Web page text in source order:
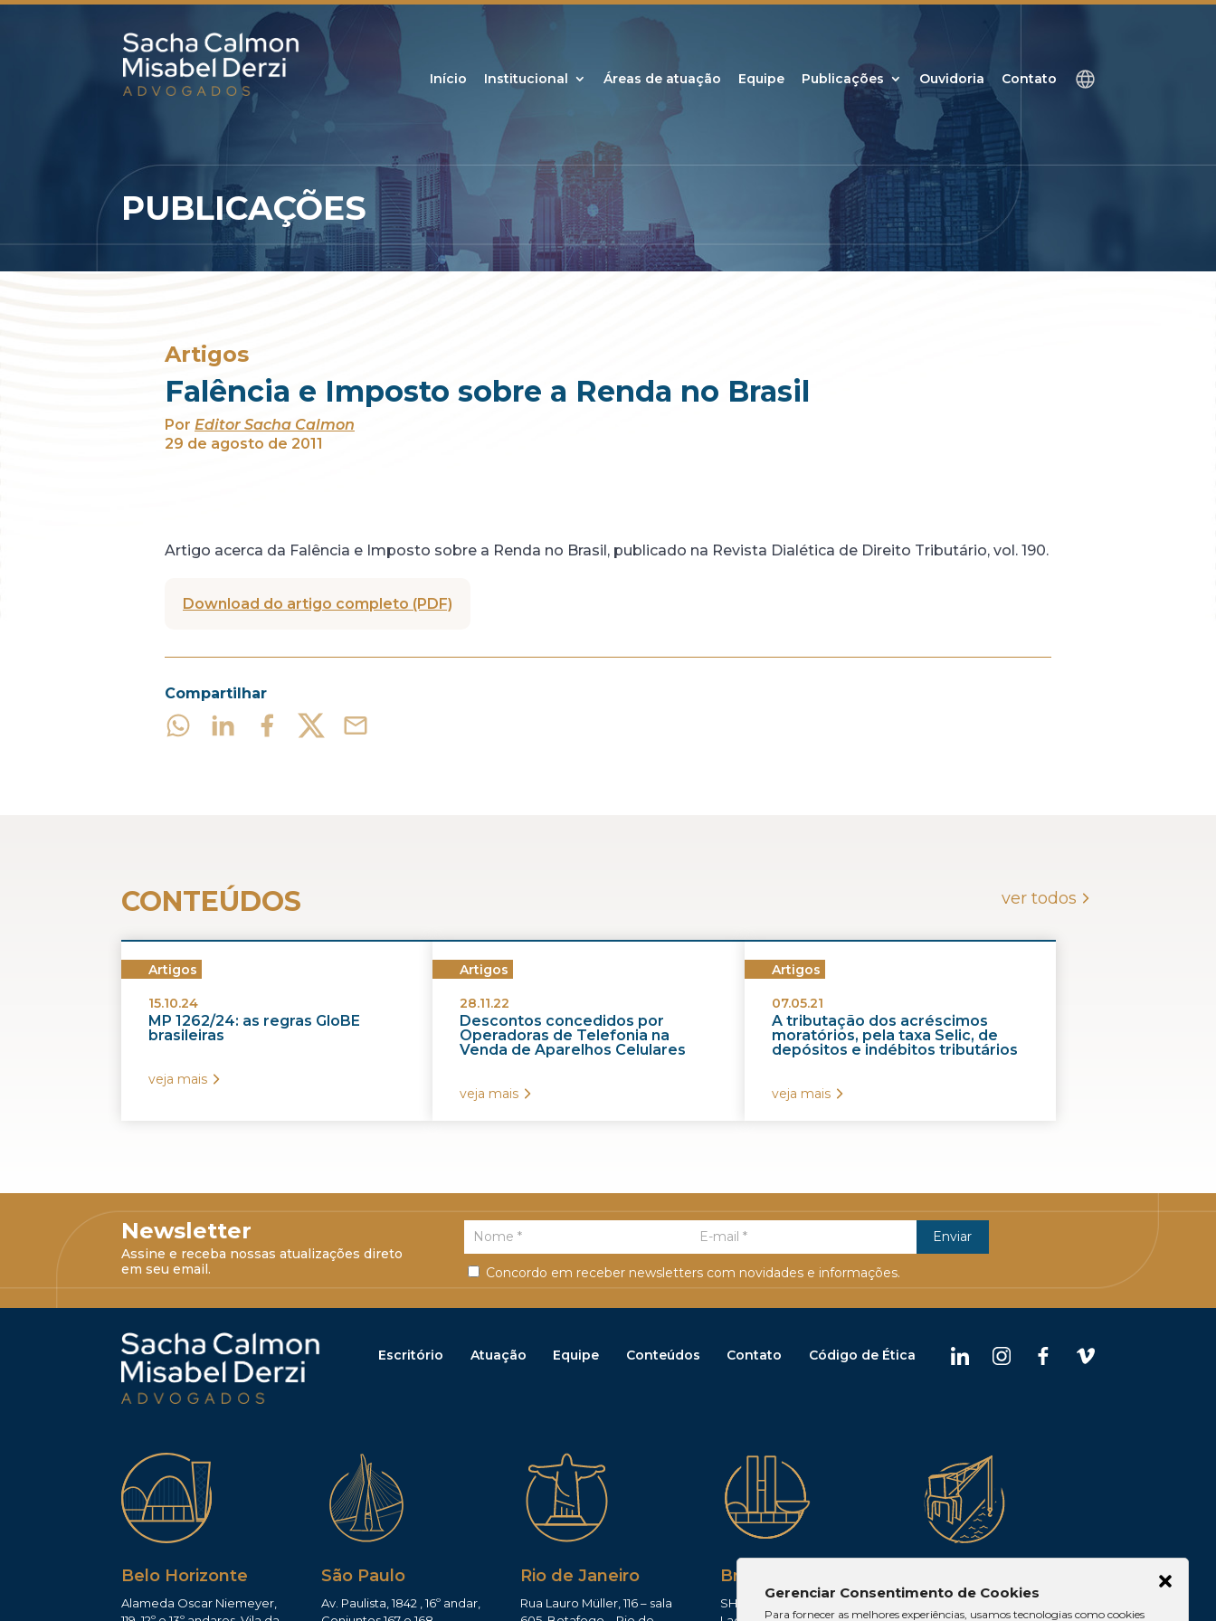
Início Institucional Áreas de atuação Equipe Publicações Ouvidoria Contato
PUBLICAÇÕES
Artigos
Falência e Imposto sobre a Renda no Brasil
Por Editor Sacha Calmon
29 de agosto de 2011
Artigo acerca da Falência e Imposto sobre a Renda no Brasil, publicado na Revista Dialética de Direito Tributário, vol. 190.
Download do artigo completo (PDF)
Compartilhar
CONTEÚDOS ver todos
Artigos
15.10.24
MP 1262/24: as regras GloBE
brasileiras
veja mais
Artigos
28.11.22
Descontos concedidos por
Operadoras de Telefonia na
Venda de Aparelhos Celulares
veja mais
Artigos
07.05.21
A tributação dos acréscimos
moratórios, pela taxa Selic, de
depósitos e indébitos tributários
veja mais
Newsletter
Assine e receba nossas atualizações direto
em seu email.
Concordo em receber newsletters com novidades e informações.
Escritório Atuação Equipe Conteúdos Contato Código de Ética
Belo Horizonte
Alameda Oscar Niemeyer,
São Paulo
Av. Paulista, 1842 , 16º andar,
Rio de Janeiro
Rua Lauro Müller, 116 – sala
Brasília
SHIS QI 11, Conj. 10, Casa 05,
Av. Visconde de Souza
Gerenciar Consentimento de Cookies
Para fornecer as melhores experiências, usamos tecnologias como cookies